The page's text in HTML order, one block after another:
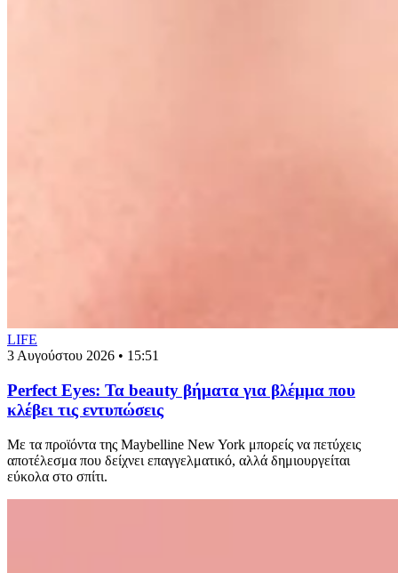
LIFE
3 Αυγούστου 2026 • 15:51
Perfect Eyes: Τα beauty βήματα για βλέμμα που
κλέβει τις εντυπώσεις
Με τα προϊόντα της Maybelline New York μπορείς να πετύχεις
αποτέλεσμα που δείχνει επαγγελματικό, αλλά δημιουργείται
εύκολα στο σπίτι.